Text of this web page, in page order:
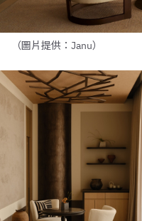
（圖片提供：Janu）